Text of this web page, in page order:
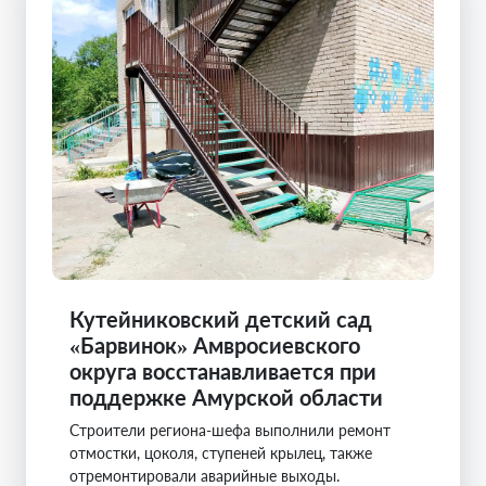
Кутейниковский детский сад
«Барвинок» Амвросиевского
округа восстанавливается при
поддержке Амурской области
Строители региона-шефа выполнили ремонт
отмостки, цоколя, ступеней крылец, также
отремонтировали аварийные выходы.